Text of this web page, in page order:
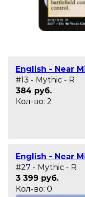
English - Near
#13 - Mythic - R
384 руб.
Кол-во: 2
English - Near
#27 - Mythic - R
3 399 руб.
Кол-во: 0